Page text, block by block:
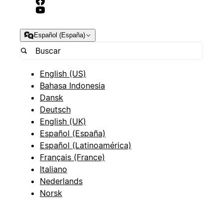
Español (España)
English (US)
Bahasa Indonesia
Dansk
Deutsch
English (UK)
Español (España)
Español (Latinoamérica)
Français (France)
Italiano
Nederlands
Norsk